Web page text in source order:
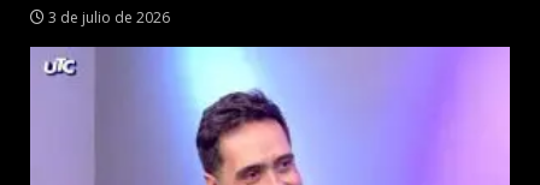
3 de julio de 2026